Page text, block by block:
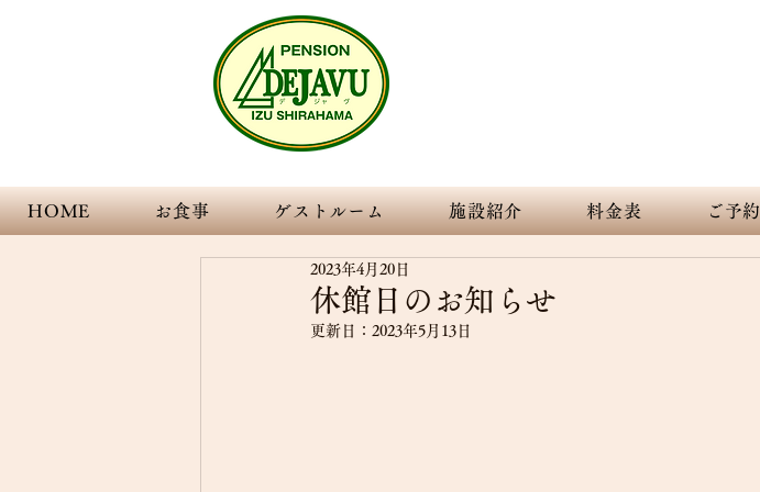
HOME お食事 ゲストルーム 施設紹介 料金表 ご予約
休館日のお知らせ
2023年4月20日
更新日： 2023年5月13日